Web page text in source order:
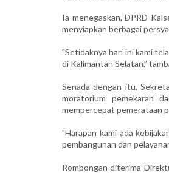
Ia menegaskan, DPRD
menyiapkan berbagai
"Setidaknya hari ini kami
di Kalimantan Selatan,”
Senada dengan itu,
moratorium pemekaran
mempercepat pemerataan
"Harapan kami ada
pembangunan dan
Rombongan diterima